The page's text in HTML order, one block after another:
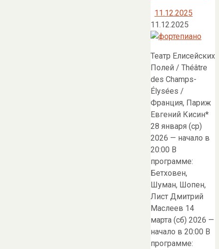
11.12.2025
11.12.2025
Театр Елисейских
Полей / Théâtre
des Champs-
Élysées /
Франция, Париж
Евгений Кисин*
28 января (ср)
2026 — начало в
20:00 В
программе:
Бетховен,
Шуман, Шопен,
Лист Дмитрий
Маслеев 14
марта (сб) 2026 —
начало в 20:00 В
программе: